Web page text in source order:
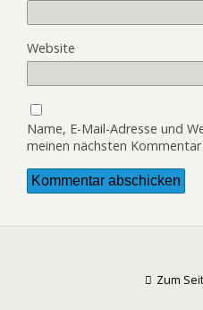
Website
Name, E-Mail-Adresse und
meinen nächsten Kommentar
Zum